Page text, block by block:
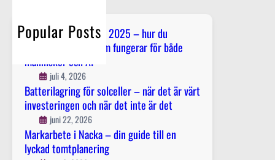
g
g
r
a
d
i
g
Popular Posts
Innehållsstrategi för 2025 – hur du
planerar innehåll som fungerar för både
människor och AI
juli 4, 2026
Batterilagring för solceller – när det är värt
investeringen och när det inte är det
juni 22, 2026
Markarbete i Nacka – din guide till en
lyckad tomtplanering